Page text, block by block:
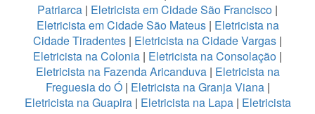
Patriarca | Eletricista em Cidade São Francisco |
Eletricista em Cidade São Mateus| Eletricista na
Cidade Tiradentes | Eletricista na Cidade Vargas |
Eletricista na Colonia | Eletricista na Consolação |
Eletricista na Fazenda Aricanduva| Eletricista na
Freguesia do Ó| Eletricista na Granja Viana|
Eletricista na Guapira| Eletricista na Lapa| Eletricista